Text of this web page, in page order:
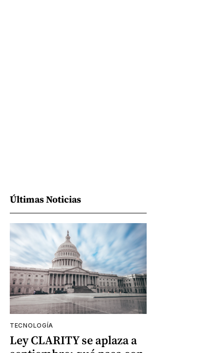
Últimas Noticias
TECNOLOGÍA
Ley CLARITY se aplaza a